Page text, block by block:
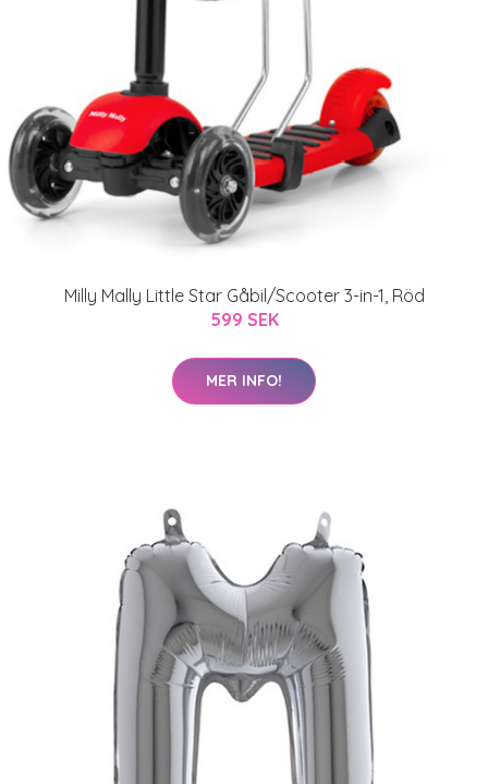
Milly Mally Little Star Gåbil/Scooter 3-in-1, Röd
599 SEK
MER INFO!